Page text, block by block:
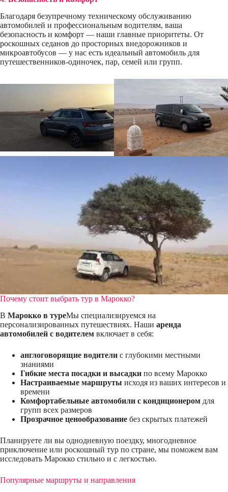
Благодаря безупречному техническому обслуживанию
автомобилей и профессиональным водителям, ваша
безопасность и комфорт — наши главные приоритеты. От
роскошных седанов до просторных внедорожников и
микроавтобусов — у нас есть идеальный автомобиль для
путешественников-одиночек, пар, семей или групп.
Почему стоит выбрать тур в Марокко?
В Марокко в туреМы специализируемся на
персонализированных путешествиях. Наши аренда
автомобилей с водителем включает в себя:
англоговорящие водители с глубокими местными
знаниями
Гибкие места посадки и высадки по всему Марокко
Настраиваемые маршруты исходя из ваших интересов и
времени
Комфортабельные автомобили с кондиционером для
групп всех размеров
Прозрачное ценообразование без скрытых платежей
Планируете ли вы однодневную поездку, многодневное
приключение или роскошный тур по стране, мы поможем вам
исследовать Марокко стильно и с легкостью.
Популярные маршруты и направления